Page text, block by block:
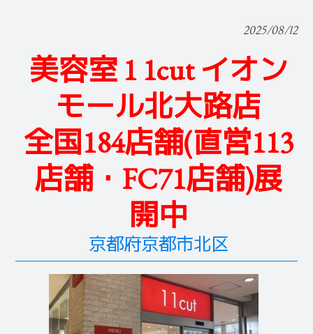
2025/08/12
美容室 1 1cut イオン
モール北大路店
全国184店舗(直営113
店舗・FC71店舗)展
開中
京都府京都市北区